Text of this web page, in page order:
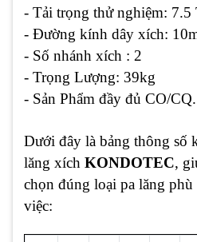
- Tải trọng thử nghiệm: 7.5
- Đường kính dây xích:
- Số nhánh xích : 2
- Trọng Lượng: 39kg
- Sản Phẩm đầy đủ CO/CQ.
Dưới đây là bảng thông số
lăng xích KONDOTEC,
chọn đúng loại pa lăng
việc: